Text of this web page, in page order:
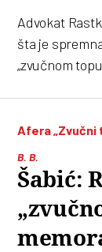
Advokat
šta je
„zvučnom
Afera „Zvučni
B. B.
Šabić: